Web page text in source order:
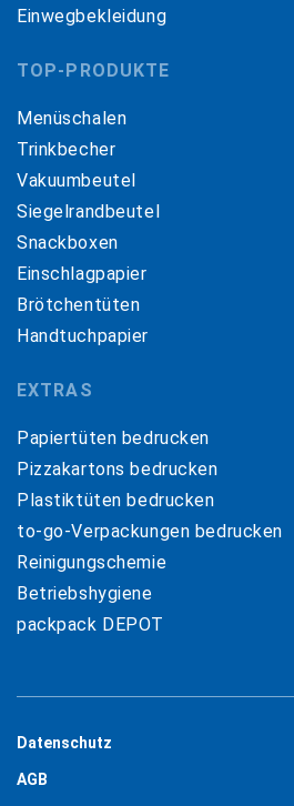
Einwegbekleidung
TOP-PRODUKTE
Menüschalen
Trinkbecher
Vakuumbeutel
Siegelrandbeutel
Snackboxen
Einschlagpapier
Brötchentüten
Handtuchpapier
EXTRAS
Papiertüten bedrucken
Pizzakartons bedrucken
Plastiktüten bedrucken
to-go-Verpackungen bedrucken
Reinigungschemie
Betriebshygiene
packpack DEPOT
Datenschutz
AGB